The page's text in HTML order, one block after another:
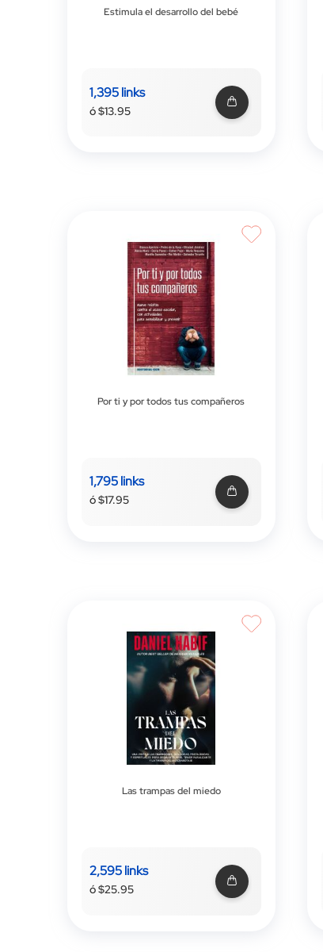
Estimula el desarrollo del bebé
1,395 links
ó $13.95
Por ti y por todos tus compañeros
1,795 links
ó $17.95
Las trampas del miedo
2,595 links
ó $25.95